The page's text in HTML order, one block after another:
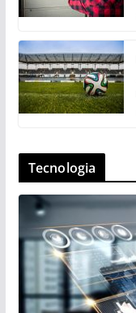
Tecnologia